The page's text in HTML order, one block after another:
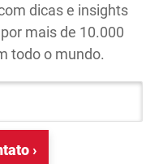
dicas e insights
mais de 10.000
todo o mundo.
Address
›